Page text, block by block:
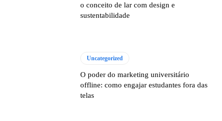
o conceito de lar com design e
sustentabilidade
Uncategorized
O poder do marketing universitário
offline: como engajar estudantes fora das
telas